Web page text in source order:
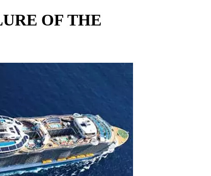
OF THE